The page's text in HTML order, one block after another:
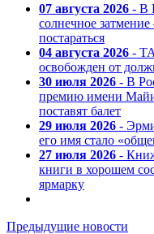
07 августа 2026 - В
солнечное
постараться
04 августа 2026 -
освобожден от
30 июля 2026 - В
премию имени Майи
поставят балет
29 июля 2026 -
его имя стало
27 июля 2026 -
книги в хорошем
ярмарку
Предыдущие новости